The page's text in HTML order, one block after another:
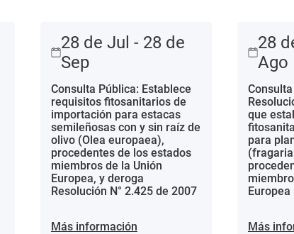
28 de Jul - 28 de
Sep
Consulta Pública: Establece
requisitos fitosanitarios de
importación para estacas
semileñosas con y sin raíz de
olivo (Olea europaea),
procedentes de los estados
miembros de la Unión
Europea, y deroga
Resolución N° 2.425 de 2007
Más información
28
Ago
que
para
Europea
Más